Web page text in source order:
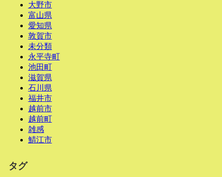
大野市
富山県
愛知県
敦賀市
未分類
永平寺町
池田町
滋賀県
石川県
福井市
越前市
越前町
雑感
鯖江市
タグ